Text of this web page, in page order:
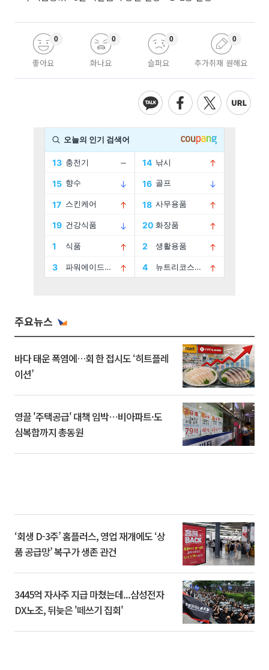
좋아요
0
화나요
0
슬퍼요
0
추가취재 원해요
0
주요뉴스
바다 태운 폭염에…회 한 접시도 ‘히트플레
이션’
영끌 '주택공급' 대책 임박⋯비아파트·도
심복합까지 총동원
‘회생 D-3주’ 홈플러스, 영업 재개에도 ‘상
품 공급망’ 복구가 생존 관건
3445억 자사주 지급 마쳤는데...삼성전자
DX노조, 뒤늦은 '떼쓰기 집회'